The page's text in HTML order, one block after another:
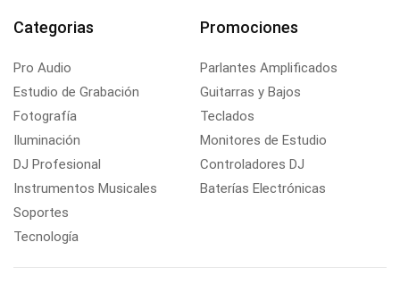
Categorias
Pro Audio
Estudio de Grabación
Fotografía
Iluminación
DJ Profesional
Instrumentos Musicales
Soportes
Tecnología
Promociones
Parlantes Amplificados
Guitarras y Bajos
Teclados
Monitores de Estudio
Controladores DJ
Baterías Electrónicas